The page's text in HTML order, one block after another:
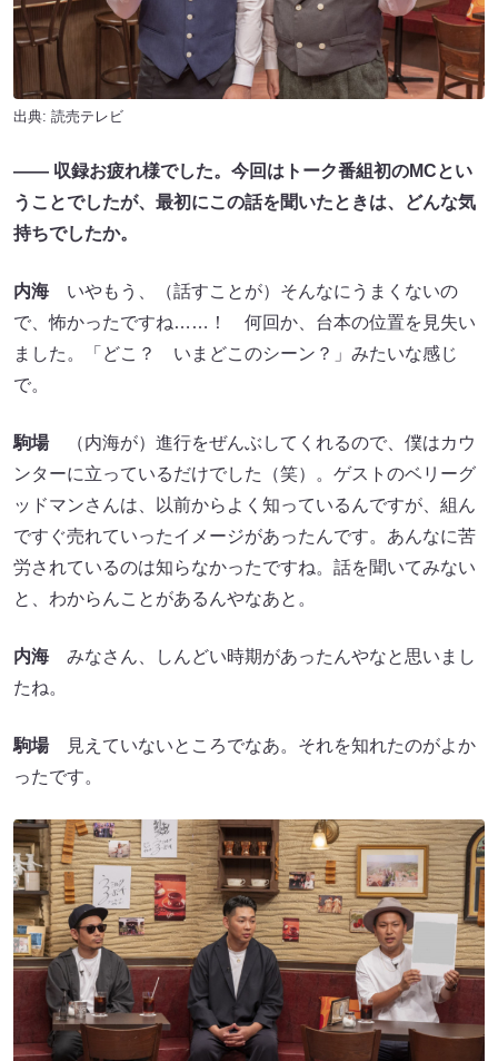
出典: 読売テレビ
―― 収録お疲れ様でした。今回はトーク番組初のMCとい
うことでしたが、最初にこの話を聞いたときは、どんな気
持ちでしたか。
内海 いやもう、（話すことが）そんなにうまくないの
で、怖かったですね……！ 何回か、台本の位置を見失い
ました。「どこ？ いまどこのシーン？」みたいな感じ
で。
駒場（内海が）進行をぜんぶしてくれるので、僕はカウ
ンターに立っているだけでした（笑）。ゲストのベリーグ
ッドマンさんは、以前からよく知っているんですが、組ん
ですぐ売れていったイメージがあったんです。あんなに苦
労されているのは知らなかったですね。話を聞いてみない
と、わからんことがあるんやなあと。
内海 みなさん、しんどい時期があったんやなと思いまし
たね。
駒場見えていないところでなあ。それを知れたのがよか
ったです。